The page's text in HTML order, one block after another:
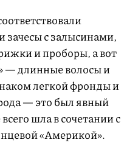
зачесы с залысинами,
и проборы, а вот
— длинные волосы и
легкой фронды и
— это был явный
шла в сочетании с
«Америкой».